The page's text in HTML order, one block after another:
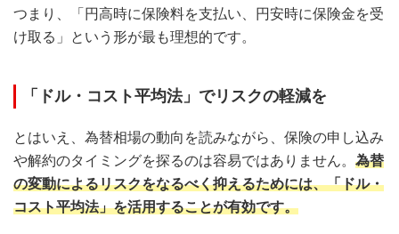
つまり、「円高時に保険料を支払い、円安時に保険金を受
け取る」という形が最も理想的です。
「ドル・コスト平均法」でリスクの軽減を
とはいえ、為替相場の動向を読みながら、保険の申し込み
や解約のタイミングを探るのは容易ではありません。 為替
の変動によるリスクをなるべく抑えるためには、「ドル・
コスト平均法」を活用することが有効です。